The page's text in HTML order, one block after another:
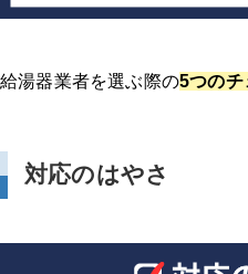
給湯器業者を選ぶ際の5つのチ
対応のはやさ